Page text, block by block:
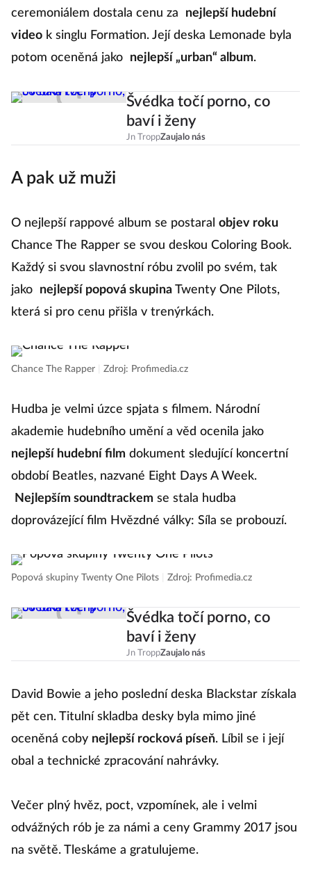
ceremoniálem dostala cenu za
nejlepší hudební
video k singlu Formation. Její deska Lemonade byla
potom oceněná jako
nejlepší „urban“ album.
Švédka točí porno, co
baví i ženy
Jn TroppZaujalo nás
A pak už muži
O nejlepší rappové album se postaral objev roku
Chance The Rapper se svou deskou Coloring Book.
Každý si svou slavnostní róbu zvolil po svém, tak
jako
nejlepší popová skupinaTwenty One Pilots,
která si pro cenu přišla v trenýrkách.
Chance The Rapper Zdroj: Profimedia.cz
Hudba je velmi úzce spjata s filmem. Národní
akademie hudebního umění a věd ocenila jako
nejlepší hudební film dokument sledující koncertní
období Beatles, nazvané Eight Days A Week.
Nejlepším soundtrackem se stala hudba
doprovázející film Hvězdné války: Síla se probouzí.
Popová skupiny Twenty One Pilots Zdroj: Profimedia.cz
Švédka točí porno, co
baví i ženy
Jn TroppZaujalo nás
David Bowie a jeho poslední deska Blackstar získala
pět cen. Titulní skladba desky byla mimo jiné
oceněná coby nejlepší rocková píseň. Líbil se i její
obal a technické zpracování nahrávky.
Večer plný hvěz, poct, vzpomínek, ale i velmi
odvážných rób je za námi a ceny Grammy 2017 jsou
na světě. Tleskáme a gratulujeme.